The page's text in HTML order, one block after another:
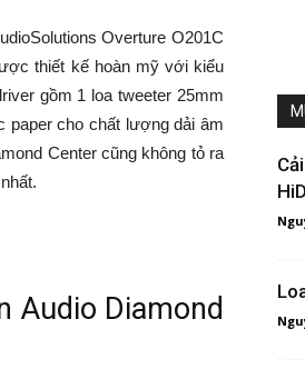
Overture O201C
thiết kế hoàn mỹ với kiểu
gồm 1 loa tweeter 25mm
paper cho chất lượng dải âm
Center cũng không tỏ ra
Audio Diamond